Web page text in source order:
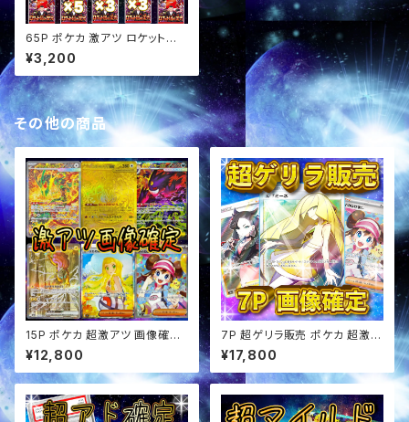
65P ポケカ 激アツ ロケット団
の栄光BOXスタ賞パック オリパ
¥3,200
その他の商品
15P ポケカ 超激アツ 画像確定
オリパ
¥12,800
7P 超ゲリラ販売 ポケカ 超激ア
ツ 画像確定 オリパ
¥17,800